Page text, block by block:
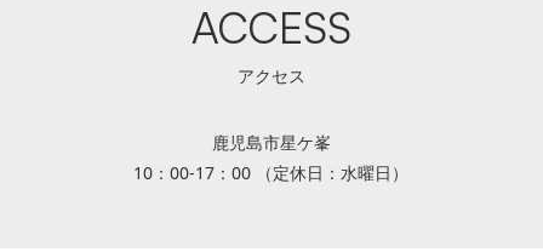
ACCESS
アクセス
鹿児島市星ケ峯
10：00-17：00 （定休日：水曜日）